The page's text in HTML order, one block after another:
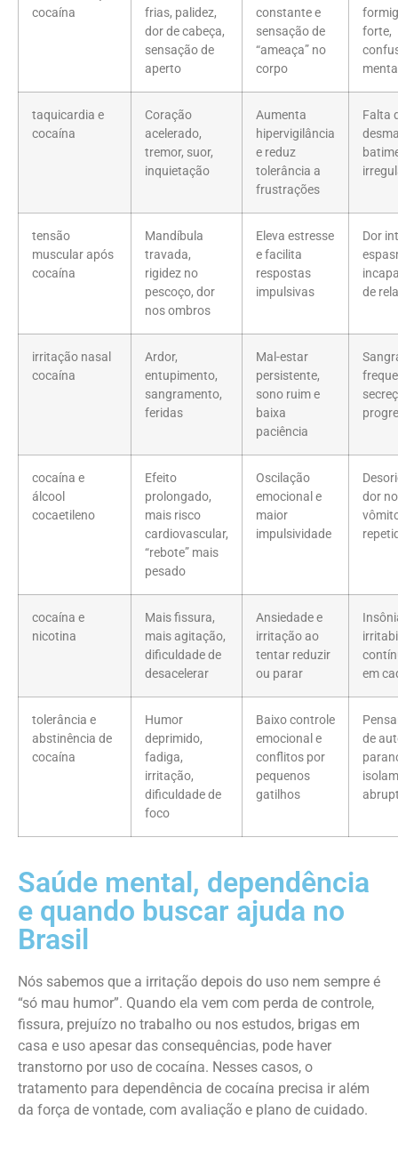
cocaína
frias, palidez,
dor de cabeça,
sensação de
aperto
constante e
sensação de
“ameaça” no
corpo
forte,
taquicardia e
cocaína
Coração
acelerado,
tremor, suor,
inquietação
Aumenta
hipervigilância
e reduz
tolerância a
frustrações
Falta
tensão
muscular após
cocaína
Mandíbula
travada,
rigidez no
pescoço, dor
nos ombros
Eleva estresse
e facilita
respostas
impulsivas
Dor
de
irritação nasal
cocaína
Ardor,
entupimento,
sangramento,
feridas
Mal-estar
persistente,
sono ruim e
baixa
paciência
cocaína e
álcool
cocaetileno
Efeito
prolongado,
mais risco
cardiovascular,
“rebote” mais
pesado
Oscilação
emocional e
maior
impulsividade
dor
cocaína e
nicotina
Mais fissura,
mais agitação,
dificuldade de
desacelerar
Ansiedade e
irritação ao
tentar reduzir
ou parar
em
tolerância e
abstinência de
cocaína
Humor
deprimido,
fadiga,
irritação,
dificuldade de
foco
Baixo controle
emocional e
conflitos por
pequenos
gatilhos
de
Saúde mental, dependência
e quando buscar ajuda no
Brasil
Nós sabemos que a irritação depois do uso nem sempre é
“só mau humor”. Quando ela vem com perda de controle,
fissura, prejuízo no trabalho ou nos estudos, brigas em
casa e uso apesar das consequências, pode haver
transtorno por uso de cocaína. Nesses casos, o
tratamento para dependência de cocaína precisa ir além
da força de vontade, com avaliação e plano de cuidado.